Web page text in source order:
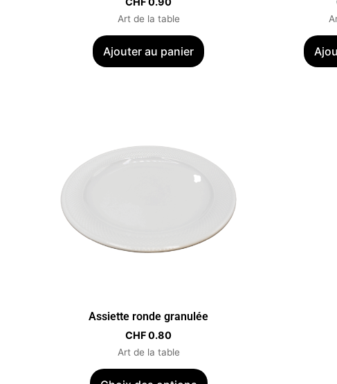
Art de la table
Ajouter au panier
Assiette ronde granulée
CHF0.80
Art de la table
plusieurs
variations.
options
peuvent
page